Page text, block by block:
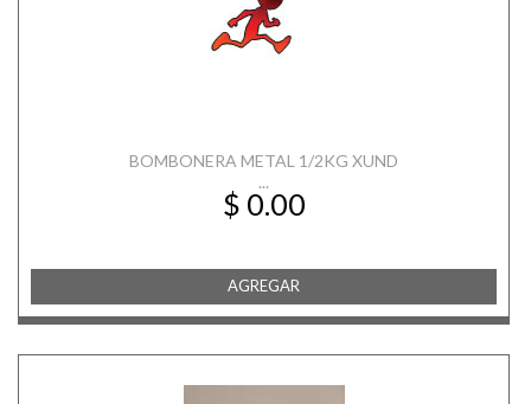
BOMBONERA METAL 1/2KG XUND
...
$ 0.00
AGREGAR